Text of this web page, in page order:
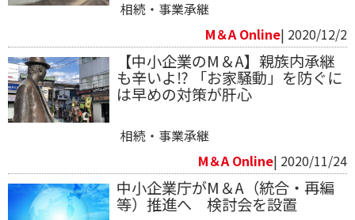
相続・事業承継
M＆A Online| 2020/12/2
【中小企業のM＆A】親族内承継
も辛いよ⁉ 「お家騒動」を防ぐに
は早めの対策が肝心
相続・事業承継
M＆A Online| 2020/11/24
中小企業庁がM＆A（統合・再編
等）推進へ 検討会を設置